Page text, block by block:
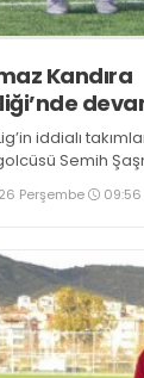
Kandıra
iddialı
Semih
Perşembe 09:56